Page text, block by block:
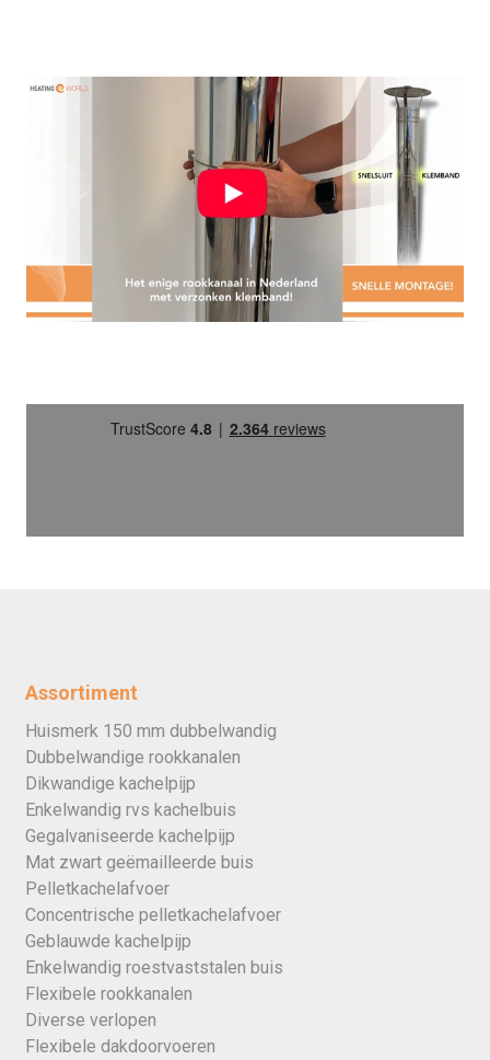
Assortiment
Huismerk 150 mm dubbelwandig
Dubbelwandige rookkanalen
Dikwandige kachelpijp
Enkelwandig rvs kachelbuis
Gegalvaniseerde kachelpijp
Mat zwart geëmailleerde buis
Pelletkachelafvoer
Concentrische pelletkachelafvoer
Geblauwde kachelpijp
Enkelwandig roestvaststalen buis
Flexibele rookkanalen
Diverse verlopen
Flexibele dakdoorvoeren